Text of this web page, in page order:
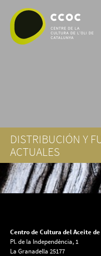
DISTRIBUCIÓN Y
ACTUALES
← Otras entradas
Centro de Cultura del Aceite
Pl. de la Independència, 1
La Granadella 25177